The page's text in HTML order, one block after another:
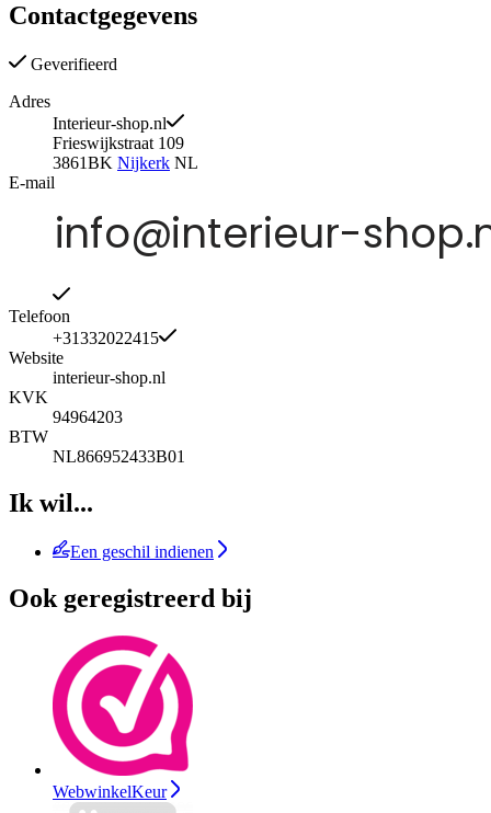
Contactgegevens
Geverifieerd
Adres
Interieur-shop.nl
Frieswijkstraat 109
3861BK Nijkerk NL
E-mail
Telefoon
+31332022415
Website
interieur-shop.nl
KVK
94964203
BTW
NL866952433B01
Ik wil...
Een geschil indienen
Ook geregistreerd bij
WebwinkelKeur